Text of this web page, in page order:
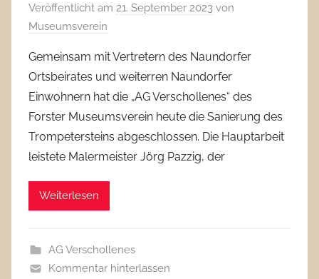
Veröffentlicht am 21. September 2023 von
Museumsverein
Gemeinsam mit Vertretern des Naundorfer
Ortsbeirates und weiterren Naundorfer
Einwohnern hat die „AG Verschollenes“ des
Forster Museumsverein heute die Sanierung des
Trompetersteins abgeschlossen. Die Hauptarbeit
leistete Malermeister Jörg Pazzig, der
Weiterlesen
AG Verschollenes
Kommentar hinterlassen